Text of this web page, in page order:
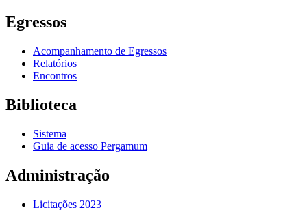
Egressos
Acompanhamento de Egressos
Relatórios
Encontros
Biblioteca
Sistema
Guia de acesso Pergamum
Administração
Licitações 2023